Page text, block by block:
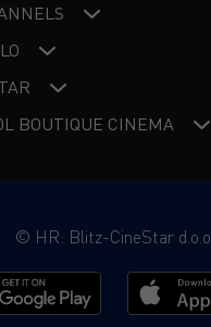
BOUTIQUE CINEMA
© HR: Blitz-CineStar d.o.o.